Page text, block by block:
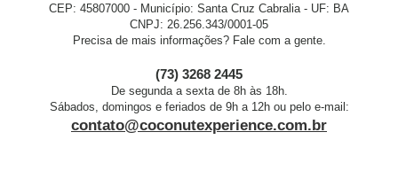
CEP: 45807000 - Município: Santa Cruz Cabralia - UF: BA
CNPJ: 26.256.343/0001-05
Precisa de mais informações? Fale com a gente.
(73) 3268 2445
De segunda a sexta de 8h às 18h.
Sábados, domingos e feriados de 9h a 12h ou pelo e-mail:
contato@coconutexperience.com.br